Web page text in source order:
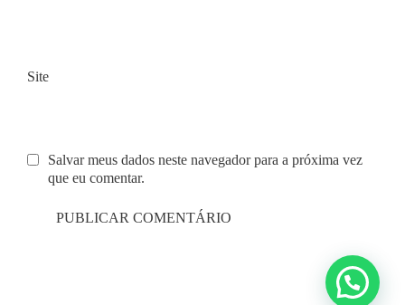
Site
Salvar meus dados neste navegador para a próxima vez
que eu comentar.